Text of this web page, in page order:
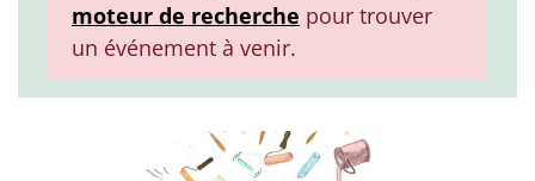
moteur de recherche pour trouver
un événement à venir.